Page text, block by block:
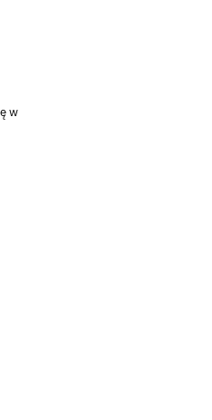
w